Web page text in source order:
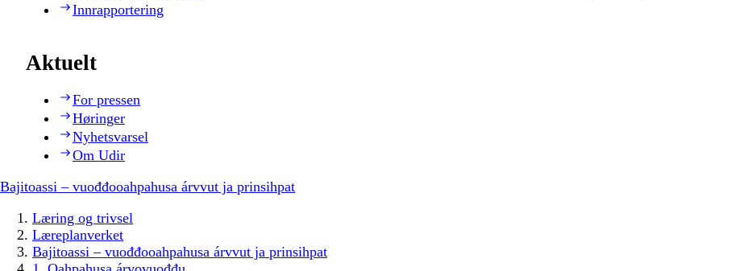
Innrapportering
Aktuelt
For pressen
Høringer
Nyhetsvarsel
Om Udir
Bajitoassi – vuođđooahpahusa árvvut ja prinsihpat
Læring og trivsel
Læreplanverket
Bajitoassi – vuođđooahpahusa árvvut ja prinsihpat